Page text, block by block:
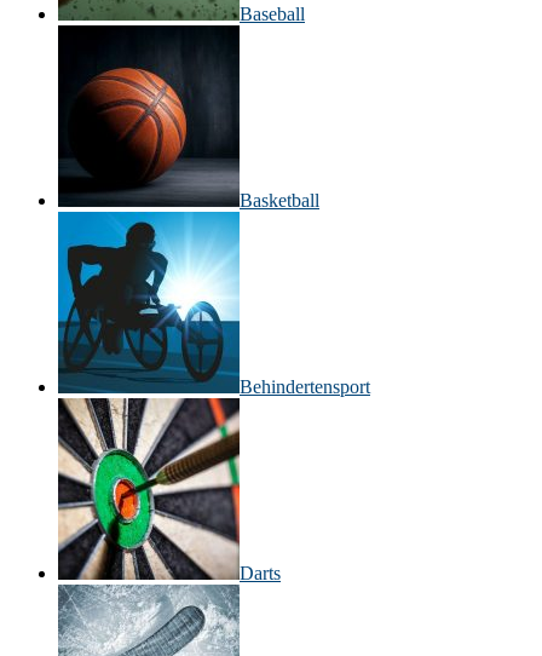
Baseball
Basketball
Behinderten­sport
Darts